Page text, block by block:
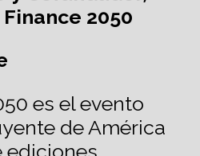
2050
es el evento
de América